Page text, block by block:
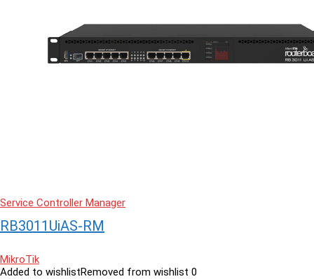
Service Controller Manager
RB3011UiAS-RM
MikroTik
Added to wishlistRemoved from wishlist 0